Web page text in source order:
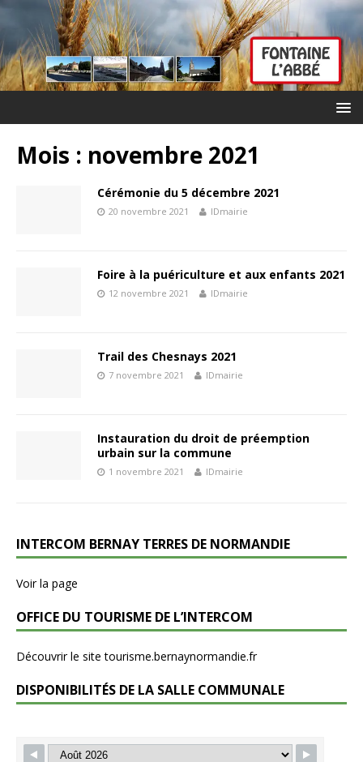
Mois : novembre 2021
Cérémonie du 5 décembre 2021
20 novembre 2021 IDmairie
Foire à la puériculture et aux enfants 2021
12 novembre 2021 IDmairie
Trail des Chesnays 2021
7 novembre 2021 IDmairie
Instauration du droit de préemption
urbain sur la commune
1 novembre 2021 IDmairie
INTERCOM BERNAY TERRES DE NORMANDIE
Voir la page
OFFICE DU TOURISME DE L’INTERCOM
Découvrir le site tourisme.bernaynormandie.fr
DISPONIBILITÉS DE LA SALLE COMMUNALE